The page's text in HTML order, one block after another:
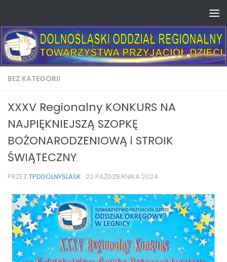
BEZ KATEGORII
XXXV Regionalny KONKURS NA
NAJPIĘKNIEJSZĄ SZOPKĘ
BOŻONARODZENIOWĄ i STROIK
ŚWIĄTECZNY
PRZEZ TPDDOLNYSLASK · 22 PAŹDZIERNIKA 2024